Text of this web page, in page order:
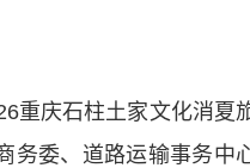
庆石柱土家文化消夏
务委、道路运输事务中